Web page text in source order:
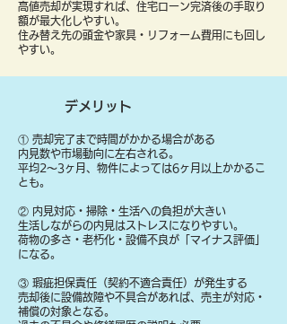
高値売却が実現すれば、住宅ローン完済後の手取り
額が最大化しやすい。
住み替え先の頭金や家具・リフォーム費用にも回し
やすい。
デメリット
① 売却完了まで時間がかかる場合がある
内見数や市場動向に左右される。
平均2〜3ヶ月、物件によっては6ヶ月以上かかるこ
とも。
② 内見対応・掃除・生活への負担が大きい
生活しながらの内見はストレスになりやすい。
荷物の多さ・老朽化・設備不良が「マイナス評価」
になる。
③ 瑕疵担保責任（契約不適合責任）が発生する
売却後に設備故障や不具合があれば、売主が対応・
補償の対象となる。